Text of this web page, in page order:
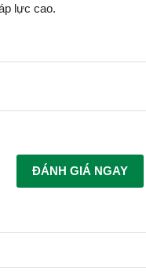
lực cao.
ĐÁNH GIÁ NGAY